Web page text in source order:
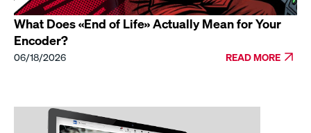
What Does «End of Life» Actually Mean for Your
Encoder?
06/18/2026 READ MORE